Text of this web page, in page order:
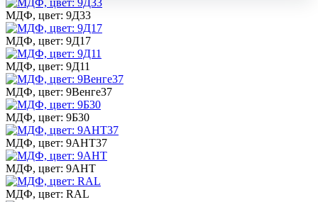
МДФ, цвет: 9Д33
МДФ, цвет: 9Д17
МДФ, цвет: 9Д11
МДФ, цвет: 9Венге37
МДФ, цвет: 9Б30
МДФ, цвет: 9АНТ37
МДФ, цвет: 9АНТ
МДФ, цвет: RAL
использования систем аналитики (например,
Яндекс.Метрика), в соответствии с нашей
обработки персональных данных.
Если вы не хотите, чтобы ваши данные обрабатывались,
настройте ограничения в браузере или покиньте сайт.